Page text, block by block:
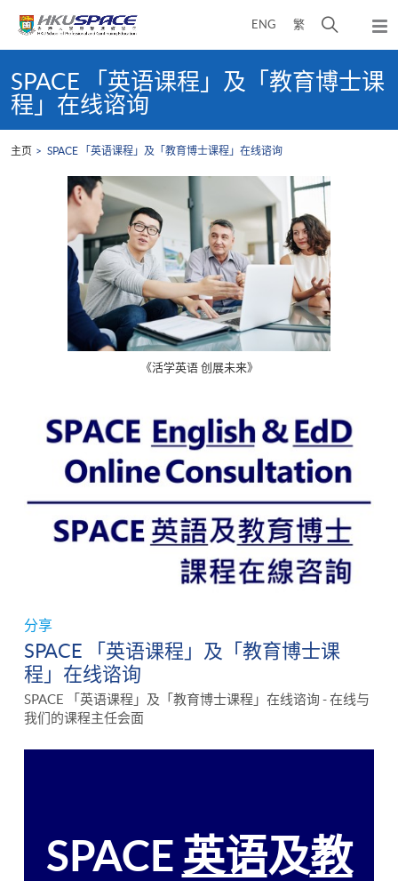
ENG 繁
开
搜
寻
面
弹
出
主
菜
content
startSPACE 「英语课程」及「教育博士课
程」在线谘询
主页 SPACE 「英语课程」及「教育博士课程」在线谘询
分享
SPACE 「英语课程」及「教育博士课
程」在线谘询
SPACE 「英语课程」及「教育博士课程」在线谘询 - 在线与
我们的课程主任会面
SPACE 英语及教
《活学英语 创展未来》